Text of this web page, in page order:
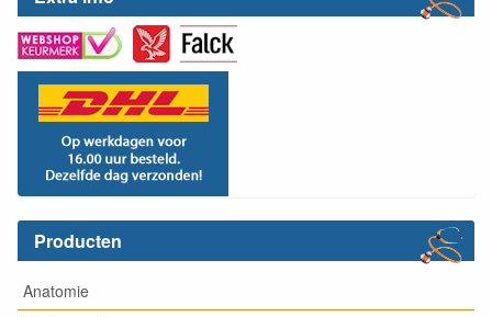
Producten
Anatomie